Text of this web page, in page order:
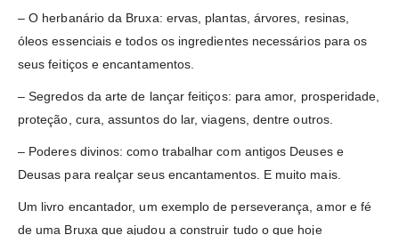
– O herbanário da Bruxa: ervas, plantas, árvores, resinas,
óleos essenciais e todos os ingredientes necessários para os
seus feitiços e encantamentos.
– Segredos da arte de lançar feitiços: para amor, prosperidade,
proteção, cura, assuntos do lar, viagens, dentre outros.
– Poderes divinos: como trabalhar com antigos Deuses e
Deusas para realçar seus encantamentos. E muito mais.
Um livro encantador, um exemplo de perseverança, amor e fé
de uma Bruxa que ajudou a construir tudo o que hoje